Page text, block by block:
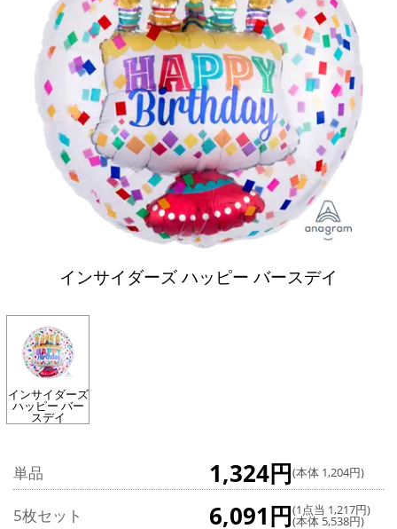
インサイダーズ ハッピー バースデイ
インサイダーズ
ハッピー バー
スデイ
単品 1,324円(本体 1,204円)
5枚セット 6,091円(1点当 1,217円)
(本体 5,538円)